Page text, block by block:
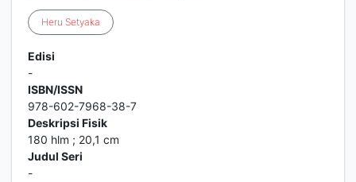
Heru Setyaka
Edisi
-
ISBN/ISSN
978-602-7968-38-7
Deskripsi Fisik
180 hlm ; 20,1 cm
Judul Seri
-